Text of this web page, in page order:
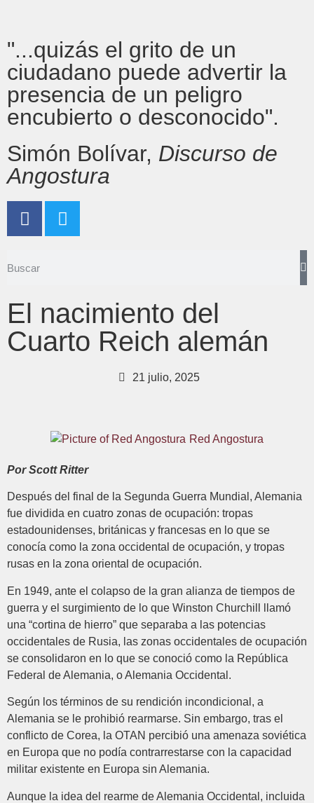
"...quizás el grito de un
ciudadano puede advertir la
presencia de un peligro
encubierto o desconocido".
Simón Bolívar, Discurso de
Angostura
El nacimiento del
Cuarto Reich alemán
21 julio, 2025
Red Angostura
Por Scott Ritter
Después del final de la Segunda Guerra Mundial, Alemania
fue dividida en cuatro zonas de ocupación: tropas
estadounidenses, británicas y francesas en lo que se
conocía como la zona occidental de ocupación, y tropas
rusas en la zona oriental de ocupación.
En 1949, ante el colapso de la gran alianza de tiempos de
guerra y el surgimiento de lo que Winston Churchill llamó
una “cortina de hierro” que separaba a las potencias
occidentales de Rusia, las zonas occidentales de ocupación
se consolidaron en lo que se conoció como la República
Federal de Alemania, o Alemania Occidental.
Según los términos de su rendición incondicional, a
Alemania se le prohibió rearmarse. Sin embargo, tras el
conflicto de Corea, la OTAN percibió una amenaza soviética
en Europa que no podía contrarrestarse con la capacidad
militar existente en Europa sin Alemania.
Aunque la idea del rearme de Alemania Occidental, incluida